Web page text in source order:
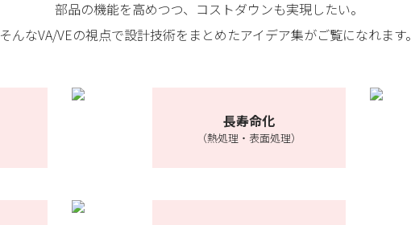
部品の機能を高めつつ、コストダウンも実現したい。
そんなVA/VEの視点で設計技術をまとめたアイデア集がご覧になれます。
長寿命化
（熱処理・表面処理）